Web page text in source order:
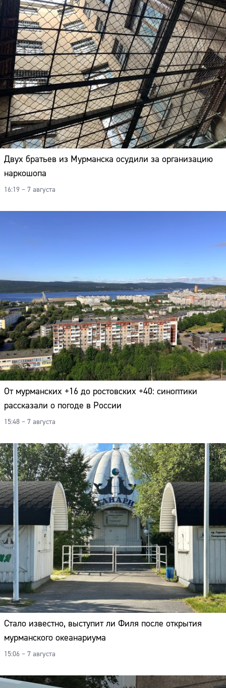
Двух братьев из Мурманска осудили за организацию
наркошопа
16:19 – 7 августа
От мурманских +16 до ростовских +40: синоптики
рассказали о погоде в России
15:48 – 7 августа
Стало известно, выступит ли Филя после открытия
мурманского океанариума
15:06 – 7 августа